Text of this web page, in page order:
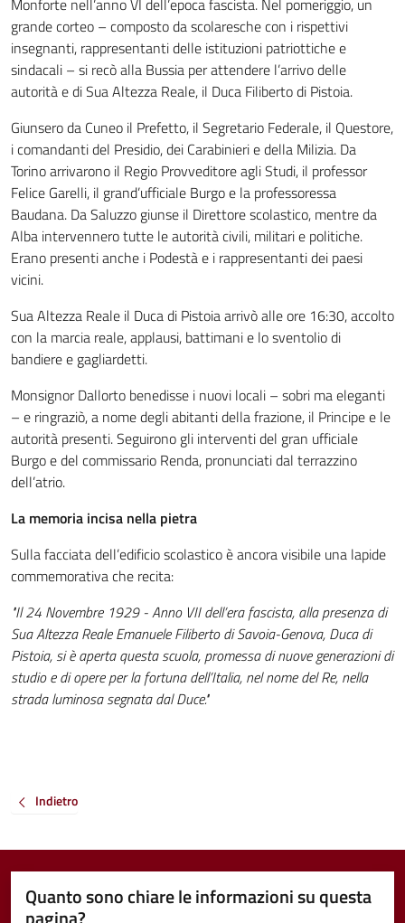
Monforte nell’anno VI dell’epoca fascista. Nel pomeriggio, un
grande corteo – composto da scolaresche con i rispettivi
insegnanti, rappresentanti delle istituzioni patriottiche e
sindacali – si recò alla Bussia per attendere l’arrivo delle
autorità e di Sua Altezza Reale, il Duca Filiberto di Pistoia.
Giunsero da Cuneo il Prefetto, il Segretario Federale, il Questore,
i comandanti del Presidio, dei Carabinieri e della Milizia. Da
Torino arrivarono il Regio Provveditore agli Studi, il professor
Felice Garelli, il grand’ufficiale Burgo e la professoressa
Baudana. Da Saluzzo giunse il Direttore scolastico, mentre da
Alba intervennero tutte le autorità civili, militari e politiche.
Erano presenti anche i Podestà e i rappresentanti dei paesi
vicini.
Sua Altezza Reale il Duca di Pistoia arrivò alle ore 16:30, accolto
con la marcia reale, applausi, battimani e lo sventolio di
bandiere e gagliardetti.
Monsignor Dallorto benedisse i nuovi locali – sobri ma eleganti
– e ringraziò, a nome degli abitanti della frazione, il Principe e le
autorità presenti. Seguirono gli interventi del gran ufficiale
Burgo e del commissario Renda, pronunciati dal terrazzino
dell’atrio.
La memoria incisa nella pietra
Sulla facciata dell’edificio scolastico è ancora visibile una lapide
commemorativa che recita:
"Il 24 Novembre 1929 - Anno VII dell’era fascista, alla presenza di
Sua Altezza Reale Emanuele Filiberto di Savoia-Genova, Duca di
Pistoia, si è aperta questa scuola, promessa di nuove generazioni di
studio e di opere per la fortuna dell’Italia, nel nome del Re, nella
strada luminosa segnata dal Duce."
Indietro
Quanto sono chiare le informazioni su questa